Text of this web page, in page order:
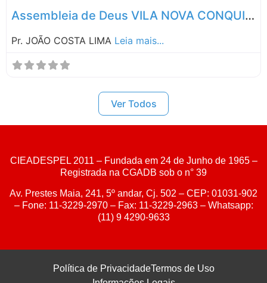
Assembleia de Deus VILA NOVA CONQUISTA – SP
Pr. JOÃO COSTA LIMA Leia mais...
Ver Todos
CIEADESPEL 2011 – Fundada em 24 de Junho de 1965 –
Registrada na CGADB sob o n° 39
Av. Prestes Maia, 241, 5º andar, Cj. 502 – CEP: 01031-902
– Fone: 11-3229-2970 – Fax: 11-3229-2963 – Whatsapp:
(11) 9 4290-9633
Política de PrivacidadeTermos de Uso